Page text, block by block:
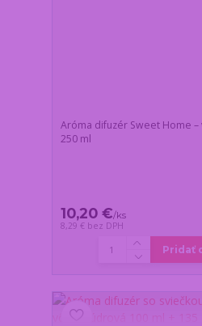
Aróma difuzér Sweet Home –
250 ml
10,20 €/ks
8,29 € bez DPH
Pridať